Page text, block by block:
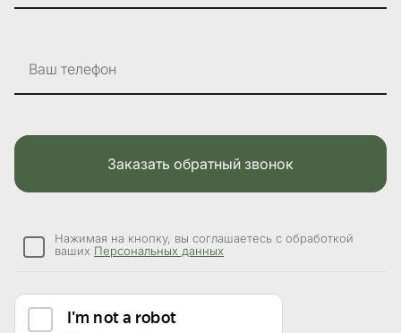
Ваш телефон
Заказать обратный звонок
Нажимая на кнопку, вы соглашаетесь с обработкой
ваших Персональных данных